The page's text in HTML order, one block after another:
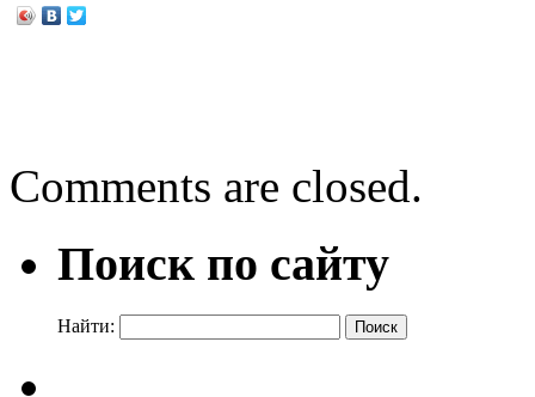
Comments are closed.
Поиск по сайту
Найти: